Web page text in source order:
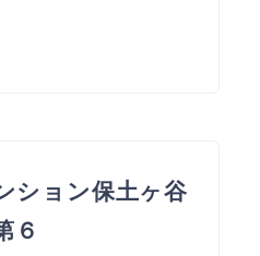
ション保土ヶ谷
６